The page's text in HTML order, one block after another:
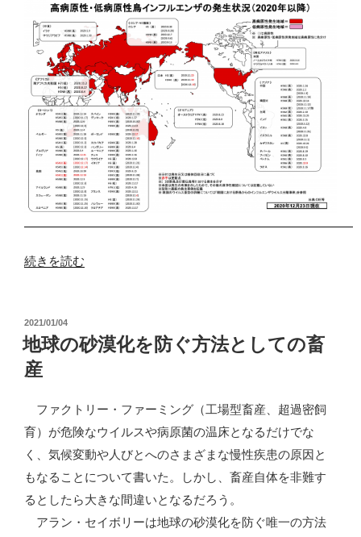
“鳥
フ
ル
エ
の
脅
威”
の
続きを読む
投
稿
日:
2021/01/04
地球の砂漠化を防ぐ方法としての畜
産
ファクトリー・ファーミング（工場型畜産、超過密飼
育）が危険なウイルスや病原菌の温床となるだけでな
く、気候変動や人びとへのさまざまな慢性疾患の原因と
もなることについて書いた。しかし、畜産自体を非難す
るとしたら大きな間違いとなるだろう。
アラン・セイボリーは地球の砂漠化を防ぐ唯一の方法